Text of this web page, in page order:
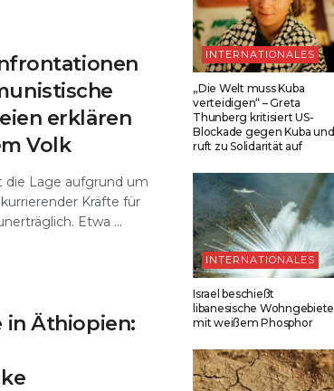
erklären
Volk
die Lage aufgrund um
Kräfte für
Etwa ...
in Äthiopien:
INTERNATIONALES
„Die Welt muss Kuba
verteidigen“ – Greta
Thunberg kritisiert US-
Blockade gegen Kuba und
ruft zu Solidarität auf
INTERNATIONALES
Israel beschießt
libanesische Wohngebiete
mit weißem Phosphor